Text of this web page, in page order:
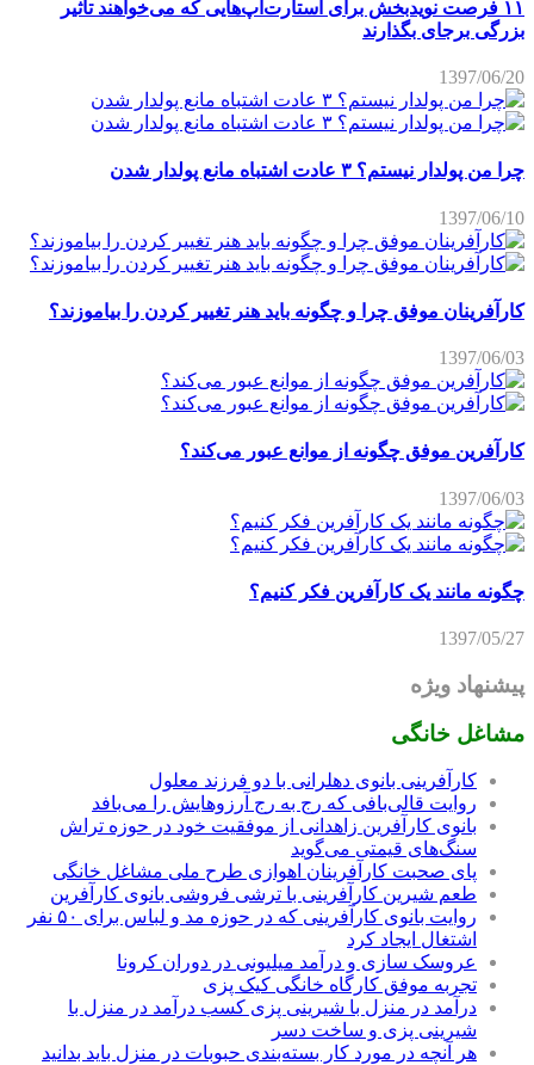
۱۱ فرصت نویدبخش برای استارت‌آپ‌هایی که می‌خواهند تاثیر
بزرگی برجای بگذارند
1397/06/20
چرا من پولدار نیستم؟ ۳ عادت اشتباه مانع پولدار شدن
1397/06/10
کارآفرینان موفق چرا و چگونه باید هنر تغییر کردن را بیاموزند؟
1397/06/03
کارآفرین موفق چگونه از موانع عبور می‌کند؟
1397/06/03
چگونه مانند یک کارآفرین فکر کنیم؟
1397/05/27
پیشنهاد ویژه
مشاغل خانگی
کارآفرینی بانوی دهلرانی با دو فرزند معلول
روایت قالی‌بافی که رج به رج آرزوهایش را می‌بافد
بانوی کارآفرین زاهدانی از موفقیت خود در حوزه تراش
سنگ‌های قیمتی می‌گوید
پای صحبت کارآفرینان اهوازی طرح ملی مشاغل خانگی
طعم شیرین کارآفرینی با ترشی فروشی بانوی کارآفرین
روایت بانوی کارآفرینی که در حوزه مد و لباس برای ۵۰ نفر
اشتغال ایجاد کرد
عروسک سازی و درآمد میلیونی در دوران کرونا
تجربه موفق کارگاه خانگی کیک پزی
درآمد در منزل با شیرینی پزی کسب درآمد در منزل با
شیرینی پزی و ساخت دسر
هر آنچه در مورد کار بسته‌بندی حبوبات در منزل باید بدانید